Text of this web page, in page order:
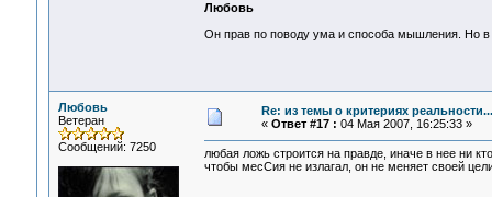
Любовь
Он прав по поводу ума и способа мышления. Но в
Любовь
Ветеран
Сообщений: 7250
Re: из темы о критериях реальности...
« Ответ #17 : 04 Мая 2007, 16:25:33 »
любая ложь строится на правде, иначе в нее ни
чтобы месСия не излагал, он не меняет своей